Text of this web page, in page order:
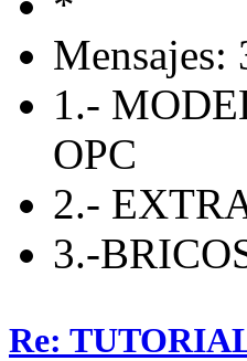
Mensajes:
1.-
OPC
2.-
3.-
Re: